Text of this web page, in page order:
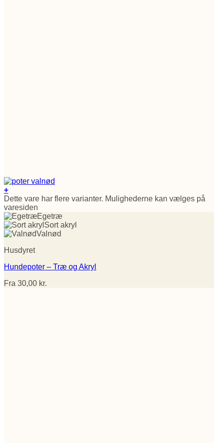
+
Dette vare har flere varianter. Mulighederne kan vælges på
varesiden
Egetræ
Sort akryl
Valnød
Husdyret
Hundepoter – Træ og Akryl
Fra 30,00 kr.